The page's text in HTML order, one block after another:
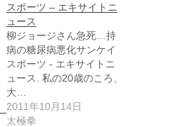
スポーツ – エキサイトニ
ュース
柳ジョージさん急死…持
病の糖尿病悪化サンケイ
スポーツ - エキサイトニ
ュース. 私の20歳のころ、
大…
2011年10月14日
太極拳